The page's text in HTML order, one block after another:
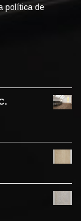
política de